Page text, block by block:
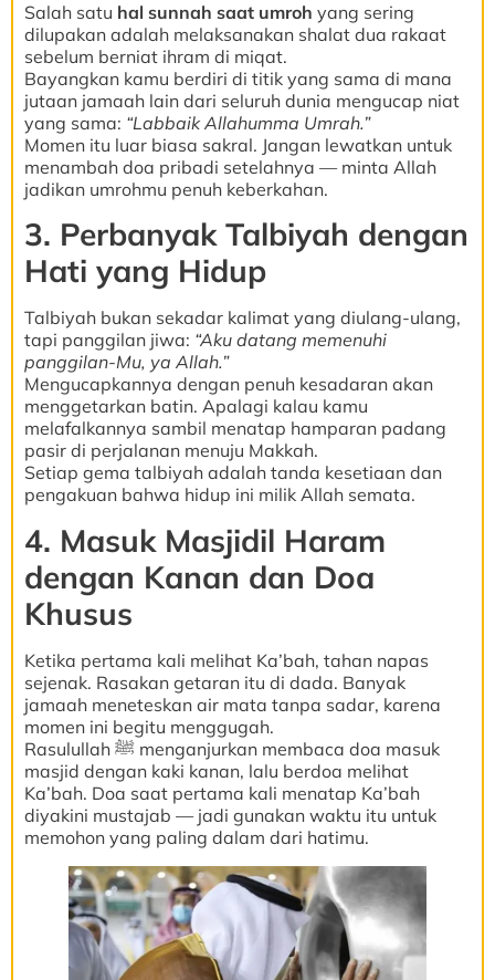
Salah satu hal sunnah saat umroh yang sering
dilupakan adalah melaksanakan shalat dua rakaat
sebelum berniat ihram di miqat.
Bayangkan kamu berdiri di titik yang sama di mana
jutaan jamaah lain dari seluruh dunia mengucap niat
yang sama: “Labbaik Allahumma Umrah.”
Momen itu luar biasa sakral. Jangan lewatkan untuk
menambah doa pribadi setelahnya — minta Allah
jadikan umrohmu penuh keberkahan.
3. Perbanyak Talbiyah dengan
Hati yang Hidup
Talbiyah bukan sekadar kalimat yang diulang-ulang,
tapi panggilan jiwa: “Aku datang memenuhi
panggilan-Mu, ya Allah.”
Mengucapkannya dengan penuh kesadaran akan
menggetarkan batin. Apalagi kalau kamu
melafalkannya sambil menatap hamparan padang
pasir di perjalanan menuju Makkah.
Setiap gema talbiyah adalah tanda kesetiaan dan
pengakuan bahwa hidup ini milik Allah semata.
4. Masuk Masjidil Haram
dengan Kanan dan Doa
Khusus
Ketika pertama kali melihat Ka’bah, tahan napas
sejenak. Rasakan getaran itu di dada. Banyak
jamaah meneteskan air mata tanpa sadar, karena
momen ini begitu menggugah.
Rasulullah ﷺ menganjurkan membaca doa masuk
masjid dengan kaki kanan, lalu berdoa melihat
Ka’bah. Doa saat pertama kali menatap Ka’bah
diyakini mustajab — jadi gunakan waktu itu untuk
memohon yang paling dalam dari hatimu.